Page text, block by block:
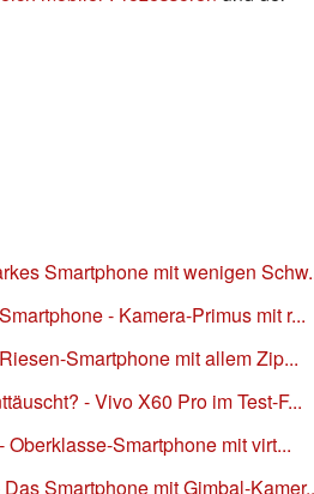
Smartphone mit wenigen
- Kamera-Primus mit r...
Smartphone mit allem Zip...
- Vivo X60 Pro im Test-F...
Oberklasse-Smartphone mit virt...
Smartphone mit Gimbal-